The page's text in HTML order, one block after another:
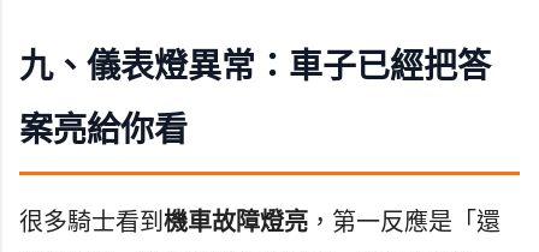
九、儀表燈異常：車子已經把答
案亮給你看
很多騎士看到 機車故障燈亮 ，第一反應是「還